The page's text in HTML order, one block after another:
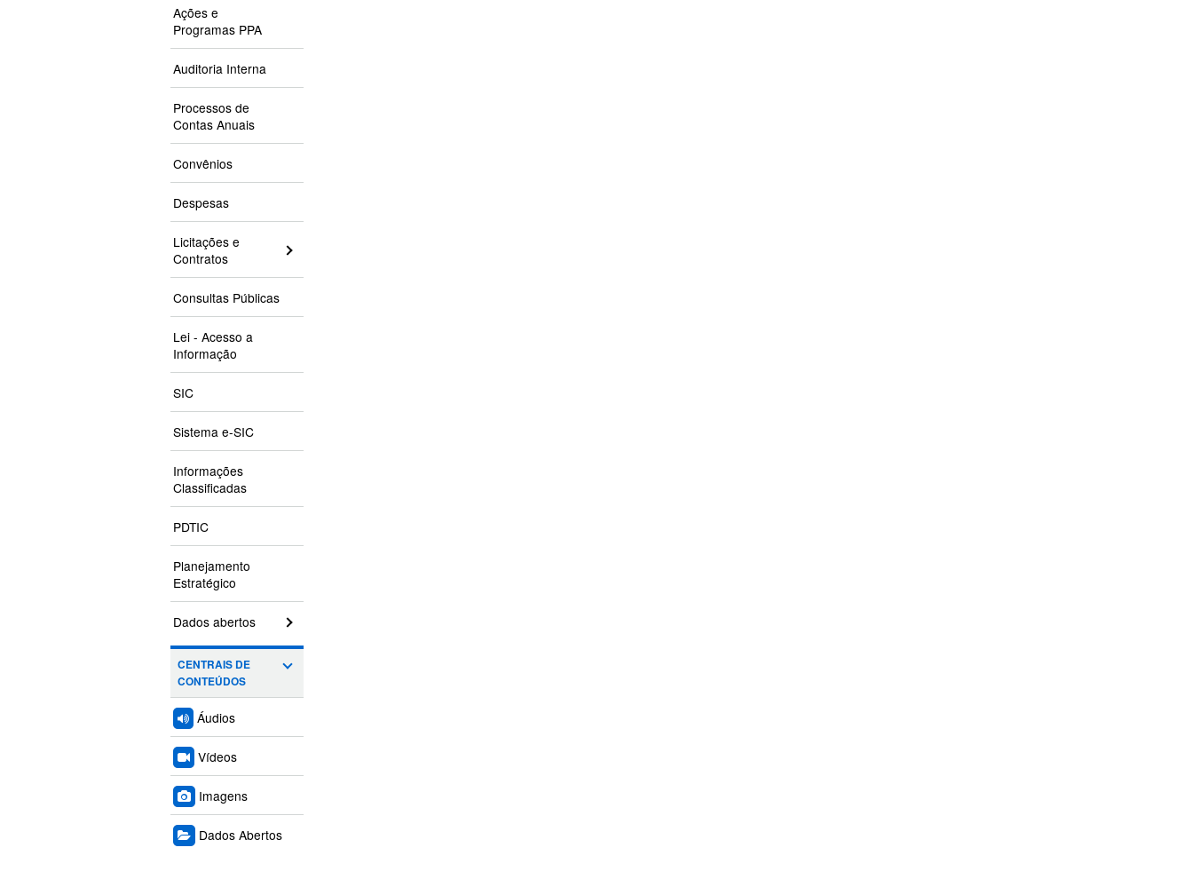
Ações e
Programas PPA
Auditoria Interna
Processos de
Contas Anuais
Convênios
Despesas
Licitações e
Contratos
Consultas Públicas
Lei - Acesso a
Informação
SIC
Sistema e-SIC
Informações
Classificadas
PDTIC
Planejamento
Estratégico
Dados abertos
CENTRAIS DE
CONTEÚDOS
Áudios
Vídeos
Imagens
Dados Abertos